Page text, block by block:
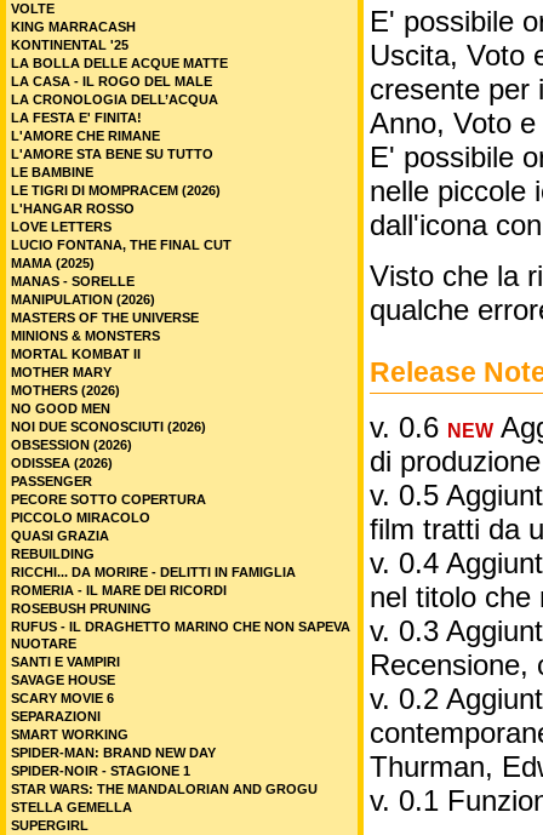
E' possibile
Uscita, Voto
cresente per
Anno, Voto
E' possibile
nelle piccole
dall'icona
Visto che la
qualche
Release
v. 0.6 NEW
di
v. 0.5
film tratti da
v. 0.4
nel titolo che
v. 0.3
Recensione,
v. 0.2
Thurman,
v. 0.1
VOLTE
KING MARRACASH
KONTINENTAL '25
LA BOLLA DELLE ACQUE MATTE
LA CASA - IL ROGO DEL MALE
LA CRONOLOGIA DELL’ACQUA
LA FESTA E' FINITA!
L'AMORE CHE RIMANE
L'AMORE STA BENE SU TUTTO
LE BAMBINE
LE TIGRI DI MOMPRACEM (2026)
L'HANGAR ROSSO
LOVE LETTERS
LUCIO FONTANA, THE FINAL CUT
MAMA (2025)
MANAS - SORELLE
MANIPULATION (2026)
MASTERS OF THE UNIVERSE
MINIONS & MONSTERS
MORTAL KOMBAT II
MOTHER MARY
MOTHERS (2026)
NO GOOD MEN
NOI DUE SCONOSCIUTI (2026)
OBSESSION (2026)
ODISSEA (2026)
PASSENGER
PECORE SOTTO COPERTURA
PICCOLO MIRACOLO
QUASI GRAZIA
REBUILDING
RICCHI... DA MORIRE - DELITTI IN FAMIGLIA
ROMERIA - IL MARE DEI RICORDI
ROSEBUSH PRUNING
RUFUS - IL DRAGHETTO MARINO CHE NON SAPEVA
NUOTARE
SANTI E VAMPIRI
SAVAGE HOUSE
SCARY MOVIE 6
SEPARAZIONI
SMART WORKING
SPIDER-MAN: BRAND NEW DAY
SPIDER-NOIR - STAGIONE 1
STAR WARS: THE MANDALORIAN AND GROGU
STELLA GEMELLA
SUPERGIRL